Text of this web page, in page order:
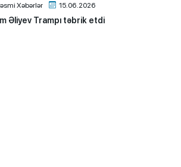
Xəbərlər 15.06.2026
Əliyev Trampı təbrik etdi